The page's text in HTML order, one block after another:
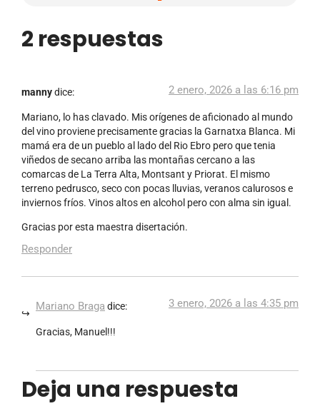
2 respuestas
mannydice: 2 enero, 2026 a las 6:16 pm
Mariano, lo has clavado. Mis orígenes de aficionado al mundo
del vino proviene precisamente gracias la Garnatxa Blanca. Mi
mamá era de un pueblo al lado del Rio Ebro pero que tenia
viñedos de secano arriba las montañas cercano a las
comarcas de La Terra Alta, Montsant y Priorat. El mismo
terreno pedrusco, seco con pocas lluvias, veranos calurosos e
inviernos fríos. Vinos altos en alcohol pero con alma sin igual.
Gracias por esta maestra disertación.
Responder
Mariano Braga dice: 3 enero, 2026 a las 4:35 pm
Gracias, Manuel!!!
Deja una respuesta